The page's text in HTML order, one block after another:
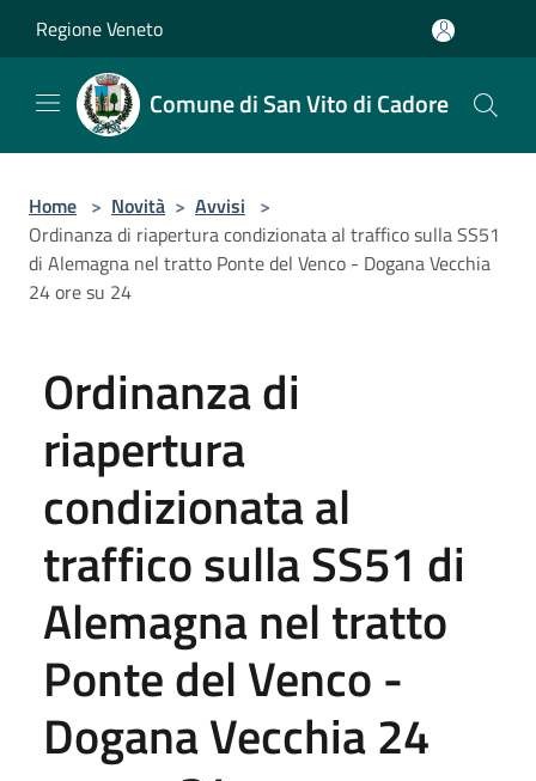
Regione Veneto
Comune di San Vito di Cadore
Home > Novità > Avvisi >
Ordinanza di riapertura condizionata al traffico sulla SS51
di Alemagna nel tratto Ponte del Venco - Dogana Vecchia
24 ore su 24
Ordinanza di
riapertura
condizionata al
traffico sulla SS51 di
Alemagna nel tratto
Ponte del Venco -
Dogana Vecchia 24